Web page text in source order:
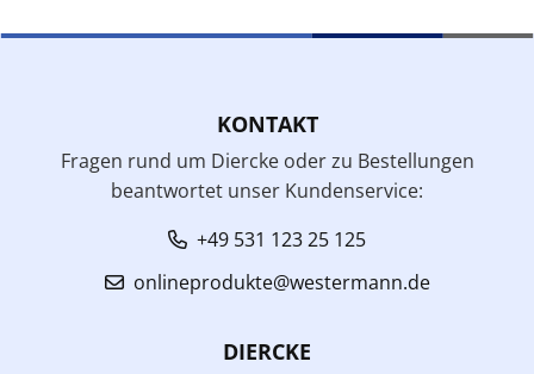
KONTAKT
Fragen rund um Diercke oder zu Bestellungen
beantwortet unser Kundenservice:
+49 531 123 25 125
onlineprodukte@westermann.de
DIERCKE